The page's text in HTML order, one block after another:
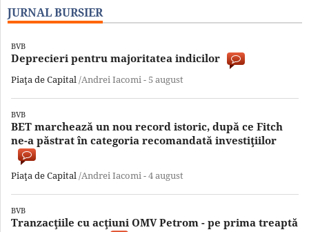
JURNAL BURSIER
BVB
Deprecieri pentru majoritatea indicilor
Piaţa de Capital/Andrei Iacomi - 5 august
BVB
BET marchează un nou record istoric, după ce Fitch
ne-a păstrat în categoria recomandată investiţiilor
Piaţa de Capital/Andrei Iacomi -4 august
BVB
Tranzacţiile cu acţiuni OMV Petrom - pe prima treaptă